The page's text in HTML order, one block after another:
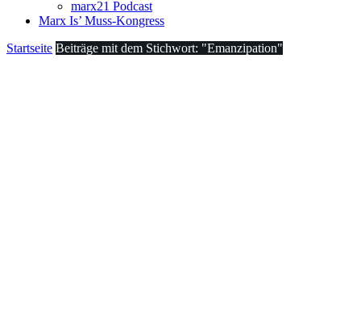
marx21 Podcast
Marx Is’ Muss-Kongress
Startseite Beiträge mit dem Stichwort: "Emanzipation"